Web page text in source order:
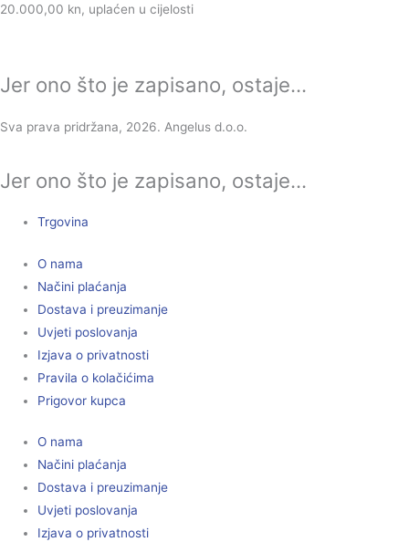
20.000,00 kn, uplaćen u cijelosti
Jer ono što je zapisano, ostaje...
Sva prava pridržana, 2026. Angelus d.o.o.
Jer ono što je zapisano, ostaje...
Trgovina
O nama
Načini plaćanja
Dostava i preuzimanje
Uvjeti poslovanja
Izjava o privatnosti
Pravila o kolačićima
Prigovor kupca
O nama
Načini plaćanja
Dostava i preuzimanje
Uvjeti poslovanja
Izjava o privatnosti